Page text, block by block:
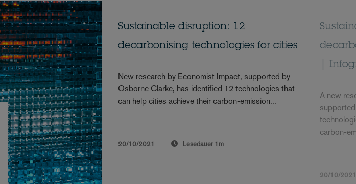
Sustainable disruption: 12
decarbonising technologies for cities
New research by Economist Impact, supported by
Osborne Clarke, has identified 12 technologies that
can help cities achieve their carbon-emission...
20/10/2021 Lesedauer 1m
|
A new
carbon-
20/10/